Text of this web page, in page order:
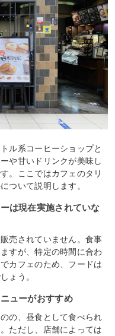
ル系コーヒーショップと
や甘いドリンクが美味し
。ここではカフェのタリ
ついて説明します。
は現在実施されていな
売されていません。食事
すが、特定の時間に合わ
カフェのため、フードは
ょう。
ューがおすすめ
の、昼食として食べられ
ただし、店舗によっては